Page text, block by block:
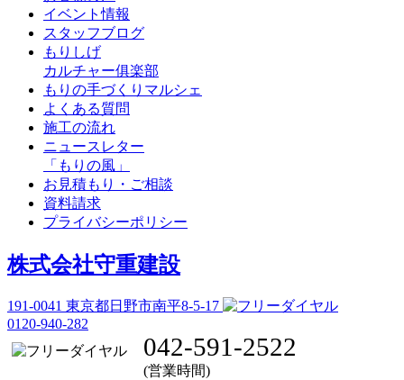
イベント情報
スタッフブログ
もりしげ
カルチャー俱楽部
もりの手づくりマルシェ
よくある質問
施工の流れ
ニュースレター
「もりの風」
お見積もり・ご相談
資料請求
プライバシーポリシー
株式会社守重建設
191-0041 東京都日野市南平8-5-17
0120-940-282
042-591-2522
(営業時間)